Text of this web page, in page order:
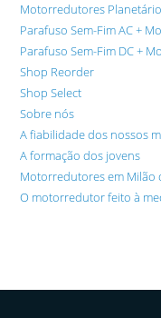
Motorredutores
Parafuso Sem-Fim AC +
Parafuso Sem-Fim DC +
Shop Reorder
Shop Select
Sobre nós
A fiabilidade dos nossos
A formação dos jovens
Motorredutores em Milão
O motorredutor feito à